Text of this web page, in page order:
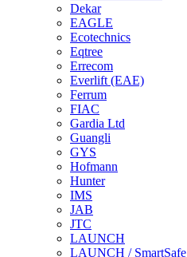
Dekar
EAGLE
Ecotechnics
Eqtree
Errecom
Everlift (EAE)
Ferrum
FIAC
Gardia Ltd
Guangli
GYS
Hofmann
Hunter
IMS
JAB
JTC
LAUNCH
LAUNCH / SmartSafe